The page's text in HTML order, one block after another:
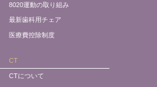
8020運動の取り組み
最新歯科用チェア
医療費控除制度
CT
CTについて